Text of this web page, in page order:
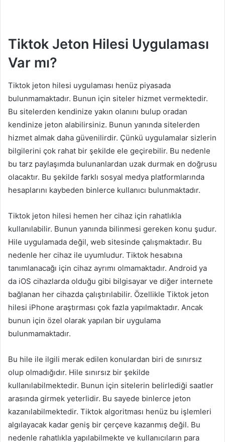
Tiktok Jeton Hilesi Uygulaması
Var mı?
Tiktok jeton hilesi uygulaması henüz piyasada
bulunmamaktadır. Bunun için siteler hizmet vermektedir.
Bu sitelerden kendinize yakın olanını bulup oradan
kendinize jeton alabilirsiniz. Bunun yanında sitelerden
hizmet almak daha güvenilirdir. Çünkü uygulamalar sizlerin
bilgilerini çok rahat bir şekilde ele geçirebilir. Bu nedenle
bu tarz paylaşımda bulunanlardan uzak durmak en doğrusu
olacaktır. Bu şekilde farklı sosyal medya platformlarında
hesaplarını kaybeden binlerce kullanıcı bulunmaktadır.
Tiktok jeton hilesi hemen her cihaz için rahatlıkla
kullanılabilir. Bunun yanında bilinmesi gereken konu şudur.
Hile uygulamada değil, web sitesinde çalışmaktadır. Bu
nedenle her cihaz ile uyumludur. Tiktok hesabına
tanımlanacağı için cihaz ayrımı olmamaktadır. Android ya
da iOS cihazlarda olduğu gibi bilgisayar ve diğer internete
bağlanan her cihazda çalıştırılabilir. Özellikle Tiktok jeton
hilesi iPhone araştırması çok fazla yapılmaktadır. Ancak
bunun için özel olarak yapılan bir uygulama
bulunmamaktadır.
Bu hile ile ilgili merak edilen konulardan biri de sınırsız
olup olmadığıdır. Hile sınırsız bir şekilde
kullanılabilmektedir. Bunun için sitelerin belirlediği saatler
arasında girmek yeterlidir. Bu sayede binlerce jeton
kazanılabilmektedir. Tiktok algoritması henüz bu işlemleri
algılayacak kadar geniş bir çerçeve kazanmış değil. Bu
nedenle rahatlıkla yapılabilmekte ve kullanıcıların para